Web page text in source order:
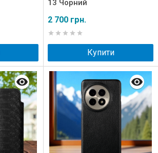
13 Чорний
2 700 грн.
Купити